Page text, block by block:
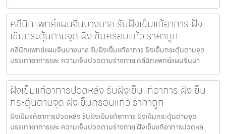
คลีนิกแพทย์แผนจีนบางบาล รับฝังเข็มแก้อาการ ฝัง
เข็มกระตุ้นตามจุด ฝังเข็มครอบแก้ว ราคาถูก
คลีนิกแพทย์แผนจีนบางบาล รับฝังเข็มแก้อาการ ฝังเข็มกระตุ้นตามจุด
บรรเทาอาการและ ความเจ็บปวดตามร่างกาย คลีนิกแพทย์แผนจีนบา
ฝังเข็มแก้อาการปวดหลัง รับฝังเข็มแก้อาการ ฝังเข็ม
กระตุ้นตามจุด ฝังเข็มครอบแก้ว ราคาถูก
ฝังเข็มแก้อาการปวดหลัง รับฝังเข็มแก้อาการ ฝังเข็มกระตุ้นตามจุด
บรรเทาอาการและ ความเจ็บปวดตามร่างกาย ฝังเข็มแก้อาการปวดหล